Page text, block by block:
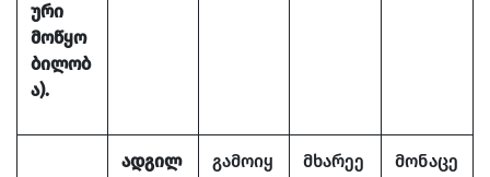
ური
მოწყო
ბილობ
ა).
ადგილ
გამოიყ
მხარეე
მონაცე